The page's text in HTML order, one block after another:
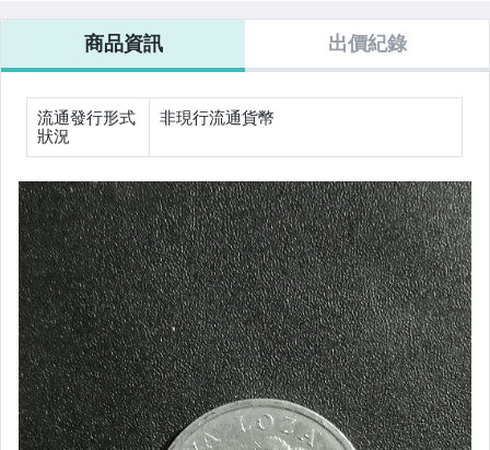
商品資訊 出價紀錄
流通發行形式
狀況
非現行流通貨幣